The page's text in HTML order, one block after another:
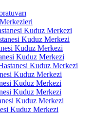
Kuduz Merkezi
Kuduz Merkezi
Kuduz Merkezi
Kuduz Merkezi
Kuduz Merkezi
Kuduz Merkezi
Kuduz Merkezi
Kuduz Merkezi
Kuduz Merkezi
Kuduz Merkezi